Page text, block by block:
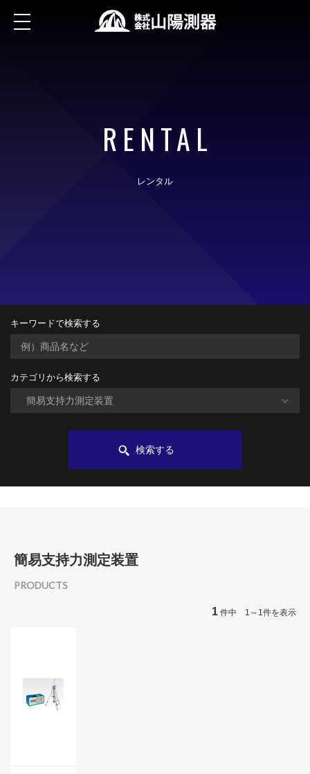
RENTAL
レンタル
キーワードで検索する
カテゴリから検索する
検索する
簡易支持力測定装置
PRODUCTS
1 件中 1～1件を表示